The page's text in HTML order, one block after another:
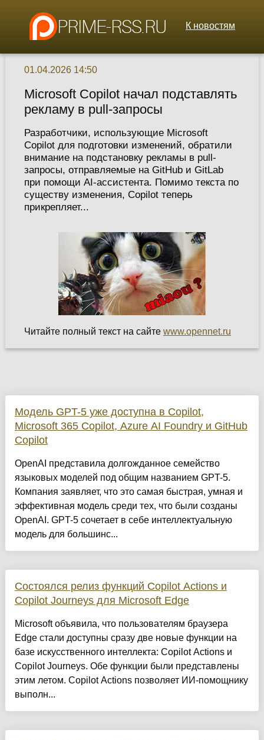
К новостям
01.04.2026 14:50
Microsoft Copilot начал подставлять
рекламу в pull-запросы
Разработчики, использующие Microsoft
Copilot для подготовки изменений, обратили
внимание на подстановку рекламы в pull-
запросы, отправляемые на GitHub и GitLab
при помощи AI-ассистента. Помимо текста по
существу изменения, Copilot теперь
прикрепляет...
Читайте полный текст на сайте www.opennet.ru
Модель GPT-5 уже доступна в Copilot,
Microsoft 365 Copilot, Azure AI Foundry и GitHub
Copilot
OpenAI представила долгожданное семейство
языковых моделей под общим названием GPT-5.
Компания заявляет, что это самая быстрая, умная и
эффективная модель среди тех, что были созданы
OpenAI. GPT-5 сочетает в себе интеллектуальную
модель для большинс...
Состоялся релиз функций Copilot Actions и
Copilot Journeys для Microsoft Edge
Microsoft объявила, что пользователям браузера
Edge стали доступны сразу две новые функции на
базе искусственного интеллекта: Copilot Actions и
Copilot Journeys. Обе функции были представлены
этим летом. Copilot Actions позволяет ИИ-помощнику
выполн...